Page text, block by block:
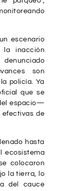
escenario
la inacción
son
policía. Ya
que se
espacio—
efectivas de
hasta
ecosistema
colocaron
la tierra, lo
del cauce